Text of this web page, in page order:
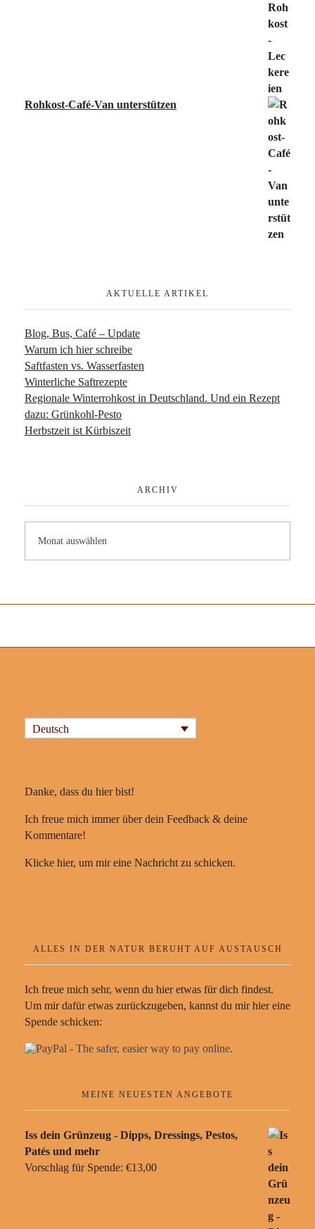
Rohkost-Café-Van unterstützen
AKTUELLE ARTIKEL
Blog, Bus, Café – Update
Warum ich hier schreibe
Saftfasten vs. Wasserfasten
Winterliche Saftrezepte
Regionale Winterrohkost in Deutschland. Und ein Rezept
dazu: Grünkohl-Pesto
Herbstzeit ist Kürbiszeit
ARCHIV
Deutsch
Danke, dass du hier bist!
Ich freue mich immer über dein Feedback & deine
Kommentare!
Klicke hier, um mir eine Nachricht zu schicken.
ALLES IN DER NATUR BERUHT AUF AUSTAUSCH
Ich freue mich sehr, wenn du hier etwas für dich findest.
Um mir dafür etwas zurückzugeben, kannst du mir hier eine
Spende schicken:
MEINE NEUESTEN ANGEBOTE
Iss dein Grünzeug - Dipps, Dressings, Pestos,
Patés und mehr
Vorschlag für Spende: €13,00